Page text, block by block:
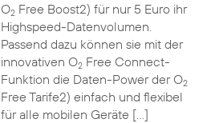
O2Free Boost2) für nur 5 Euro ihr
Highspeed-Datenvolumen.
Passend dazu können sie mit der
innovativen O2Free Connect-
Funktion die Daten-Power der O2
Free Tarife2) einfach und flexibel
für alle mobilen Geräte […]